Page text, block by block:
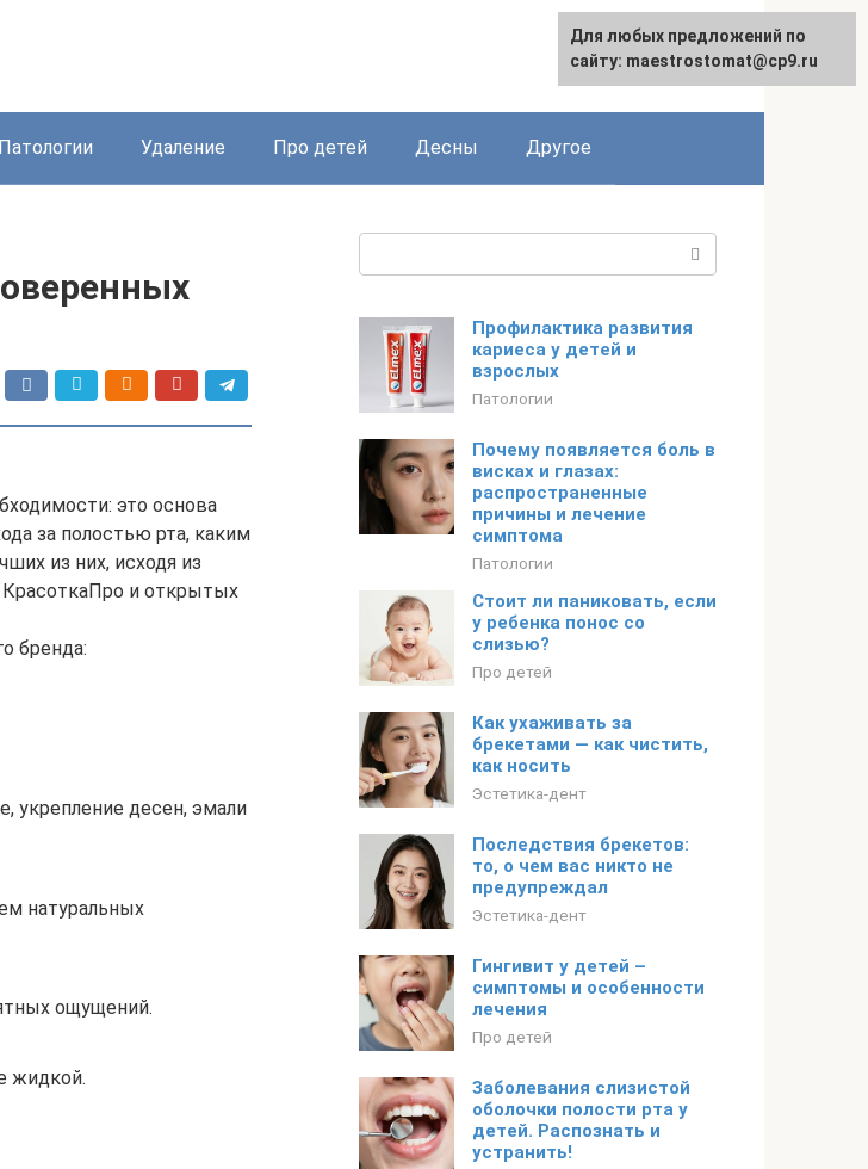
Патологии Удаление Про детей Десны Другое
это основа
за полостью рта, каким
из них, исходя из
КрасоткаПро и открытых
бренда:
укрепление десен, эмали
натуральных
ощущений.
жидкой.
Профилактика развития
кариеса у детей и
взрослых
Патологии
Почему появляется боль в
висках и глазах:
распространенные
причины и лечение
симптома
Патологии
Стоит ли паниковать, если
у ребенка понос со
слизью?
Про детей
Как ухаживать за
брекетами — как чистить,
как носить
Эстетика-дент
Последствия брекетов:
то, о чем вас никто не
предупреждал
Эстетика-дент
Гингивит у детей –
симптомы и особенности
лечения
Про детей
Заболевания слизистой
оболочки полости рта у
детей. Распознать и
устранить!
Для любых предложений по
сайту: maestrostomat@cp9.ru